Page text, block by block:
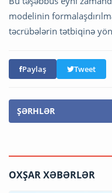
modelinin
təcrübələrin tətbiqinə
Paylaş Tweet
ŞƏRHLƏR
OXŞAR XƏBƏRLƏR